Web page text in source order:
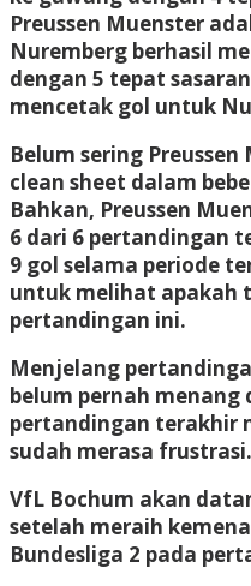
Preussen Muenster
Nuremberg berhasil
dengan 5 tepat
mencetak gol untuk
Belum sering
clean sheet dalam
Bahkan, Preussen
6 dari 6 pertandingan
9 gol selama periode
untuk melihat apakah
pertandingan ini.
Menjelang
belum pernah menang
pertandingan terakhir
sudah merasa frustrasi.
VfL Bochum akan
setelah meraih
Bundesliga 2 pada